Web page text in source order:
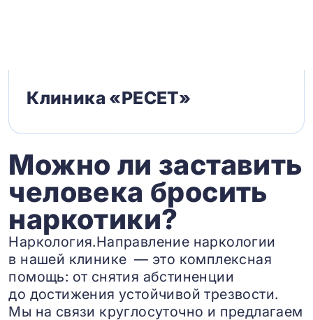
Клиника «РЕСЕТ»
Можно ли заставить
человека бросить
наркотики?
Наркология.Направление наркологии
в нашей клинике — это комплексная
помощь: от снятия абстиненции
до достижения устойчивой трезвости.
Мы на связи круглосуточно и предлагаем